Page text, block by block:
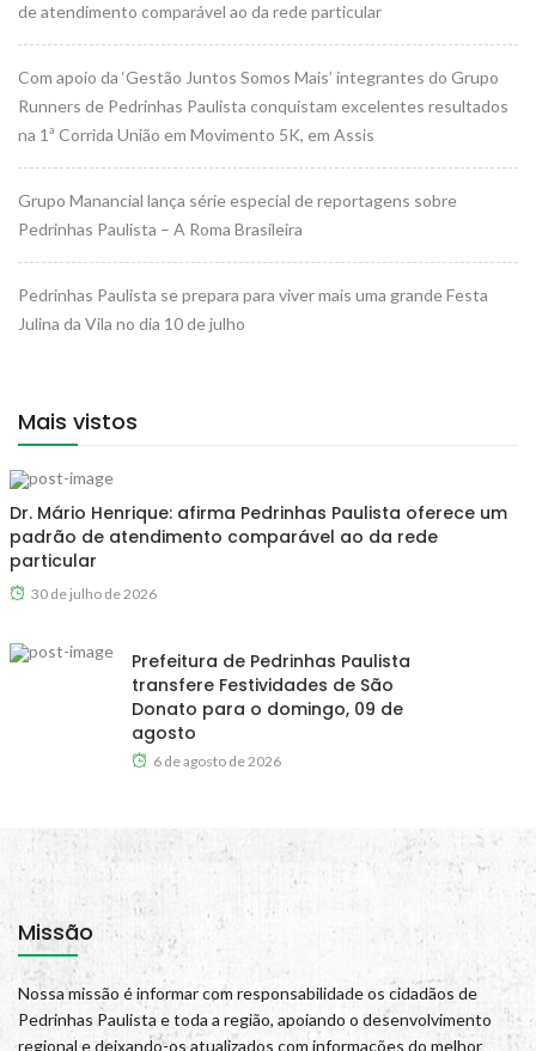
de atendimento comparável ao da rede particular
Com apoio da ‘Gestão Juntos Somos Mais’ integrantes do Grupo
Runners de Pedrinhas Paulista conquistam excelentes resultados
na 1ª Corrida União em Movimento 5K, em Assis
Grupo Manancial lança série especial de reportagens sobre
Pedrinhas Paulista – A Roma Brasileira
Pedrinhas Paulista se prepara para viver mais uma grande Festa
Julina da Vila no dia 10 de julho
Mais vistos
Dr. Mário Henrique: afirma Pedrinhas Paulista oferece um
padrão de atendimento comparável ao da rede
particular
30 de julho de 2026
Prefeitura de Pedrinhas Paulista
transfere Festividades de São
Donato para o domingo, 09 de
agosto
6 de agosto de 2026
Missão
Nossa missão é informar com responsabilidade os cidadãos de
Pedrinhas Paulista e toda a região, apoiando o desenvolvimento
regional e deixando-os atualizados com informações do melhor